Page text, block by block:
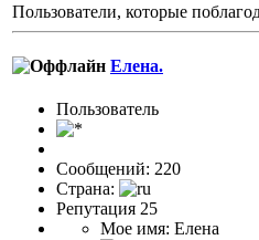
Пользователи, которые
Елена.
Пользовaтeль
Сообщений: 220
Страна:
Репутация 25
Мое имя: Елена